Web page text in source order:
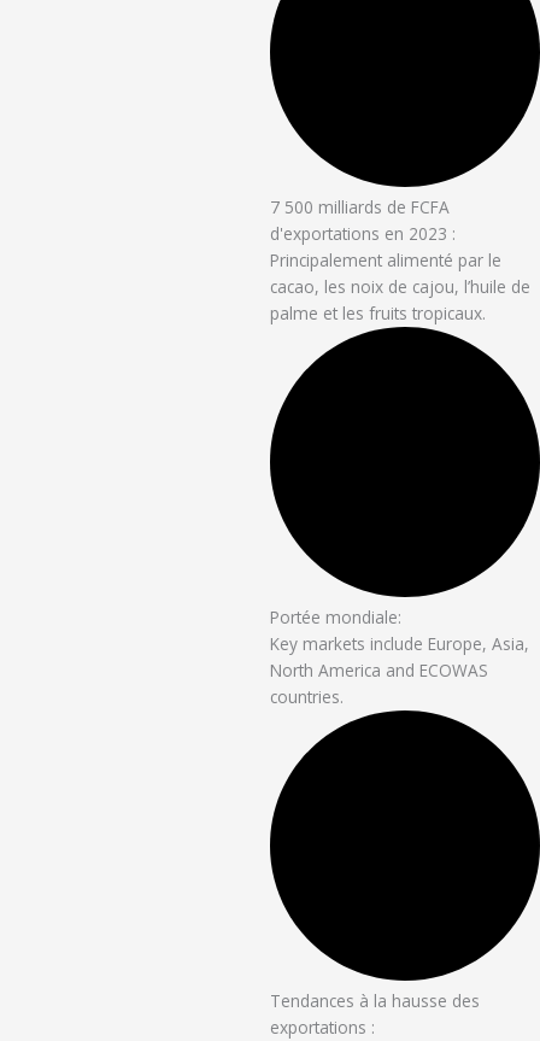
7 500 milliards de FCFA
d'exportations en 2023 :
Principalement alimenté par le
cacao, les noix de cajou, l’huile de
palme et les fruits tropicaux.
Portée mondiale:
Key markets include Europe, Asia,
North America and ECOWAS
countries.
Tendances à la hausse des
exportations :